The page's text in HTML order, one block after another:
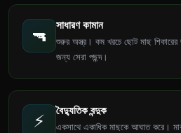
🔫
সাধারণ কামান
শুরুর অস্ত্র। কম খরচে ছোট মাছ
জন্য সেরা পছন্দ।
⚡
বৈদ্যুতিক বন্দুক
একসাথে একাধিক মাছকে আঘাত করে।